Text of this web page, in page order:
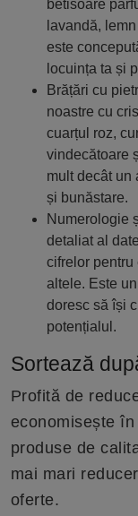
betisoare
lavandă,
este
locuința ta și
Brățări cu
noastre cu
cuarțul roz,
vindecătoare
mult decât un
și bunăstare.
Numerologie
detaliat al
cifrelor pentru
altele. Este
doresc să își
potențialul.
Sortează
Profită de
economisește
produse de
mai mari
oferte.